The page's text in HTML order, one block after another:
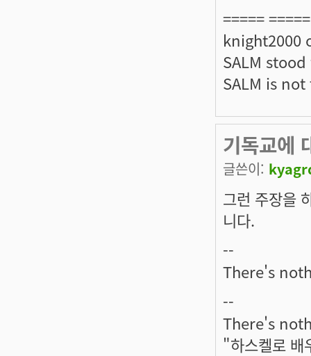
=====
knight2000
SALM
SALM is
기독교에
글쓴이:
그런 주장을
니다.
--
There's
--
There's
"하스켈로